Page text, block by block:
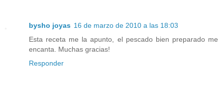
bysho joyas 16 de marzo de 2010 a las 18:03
Esta receta me la apunto, el pescado bien preparado me
encanta. Muchas gracias!
Responder